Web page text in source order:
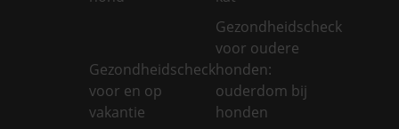
Gezondheidscheck
voor en op
vakantie
Gezondheidscheck
voor oudere
honden:
ouderdom bij
honden